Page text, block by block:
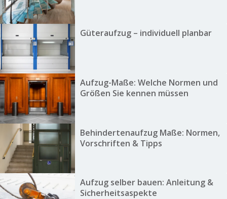
Güteraufzug – individuell planbar
Aufzug-Maße: Welche Normen und
Größen Sie kennen müssen
Behindertenaufzug Maße: Normen,
Vorschriften & Tipps
Aufzug selber bauen: Anleitung &
Sicherheitsaspekte